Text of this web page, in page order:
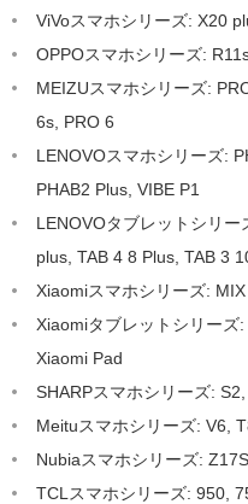
ViVoスマホシリーズ: X20
OPPOスマホシリーズ:
MEIZUスマホシリーズ:
6s, PRO 6
LENOVOスマホシリーズ:
PHAB2 Plus, VIBE P1
LENOVOタブレットシリ
plus, TAB 4 8 Plus, TAB 3
Xiaomiスマホシリーズ:
Xiaomiタブレットシリーズ
Xiaomi Pad
SHARPスマホシリーズ: S2,
Meituスマホシリーズ: V6,
Nubiaスマホシリーズ:
TCLスマホシリーズ: 950,